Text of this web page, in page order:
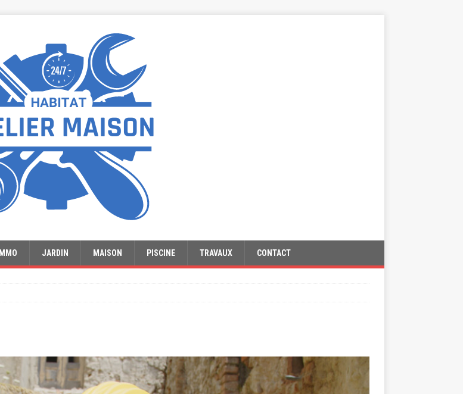
IMMO JARDIN MAISON PISCINE TRAVAUX CONTACT